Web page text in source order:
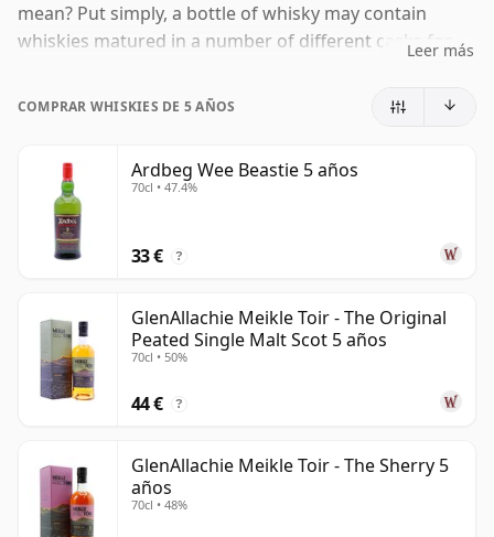
mean? Put simply, a bottle of whisky may contain
whiskies matured in a number of different casks for
whisky is 5 Years Old (or cinco Years Old) then,
than 5 years.
Once a whisky is bottled it ceases its maturation,
unlike wine which continues to age in the bottle, so
considered 5 forever.
Leer más
COMPRAR WHISKIES DE 5 AÑOS
Ardbeg Wee Beastie 5 años
70cl • 47.4%
33 € ?
GlenAllachie Meikle Toir - The Original
Peated Single Malt Scot 5 años
70cl • 50%
44 € ?
GlenAllachie Meikle Toir - The Sherry 5
años
70cl • 48%